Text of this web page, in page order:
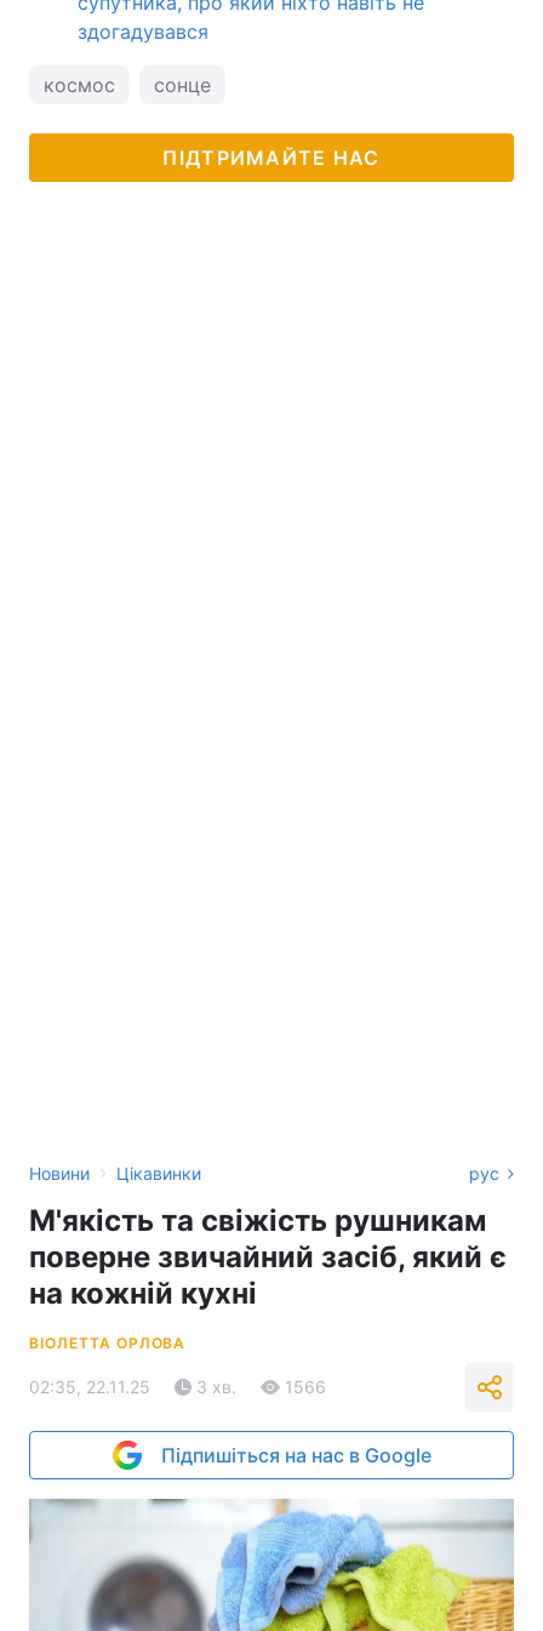
здогадувався
космос сонце
ПІДТРИМАЙТЕ НАС
Новини › Цікавинки рус
М'якість та свіжість рушникам
поверне звичайний засіб, який є
на кожній кухні
ВІОЛЕТТА ОРЛОВА
02:35, 22.11.25 3 хв. 1566
Підпишіться на нас в Google